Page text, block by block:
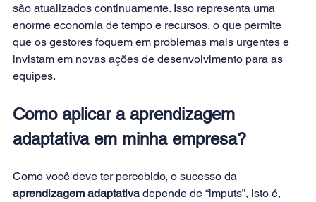
são atualizados continuamente. Isso representa uma
enorme economia de tempo e recursos, o que permite
que os gestores foquem em problemas mais urgentes e
invistam em novas ações de desenvolvimento para as
equipes.
Como aplicar a aprendizagem
adaptativa em minha empresa?
Como você deve ter percebido, o sucesso da
aprendizagem adaptativa depende de “imputs”, isto é,